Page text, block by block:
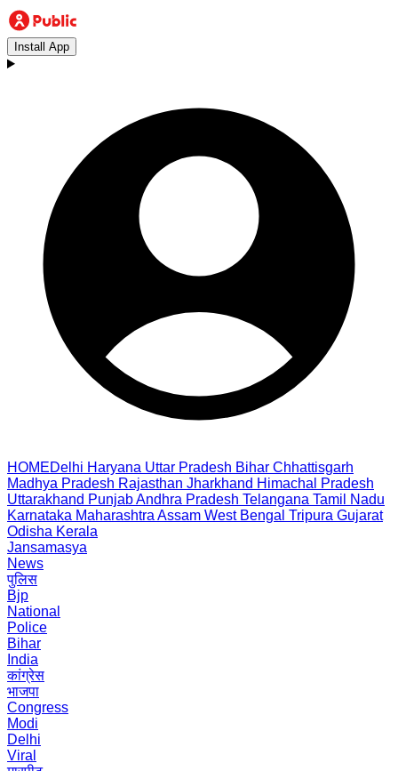
Install App
HOMEDelhi Haryana Uttar Pradesh Bihar Chhattisgarh
Madhya Pradesh Rajasthan Jharkhand Himachal Pradesh
Uttarakhand PunjabAndhra Pradesh Telangana Tamil Nadu
Karnataka Maharashtra Assam West Bengal Tripura Gujarat
Odisha Kerala
Jansamasya
News
पुलिस
Bjp
National
Police
Bihar
India
कांग्रेस
भाजपा
Congress
Modi
Delhi
Viral